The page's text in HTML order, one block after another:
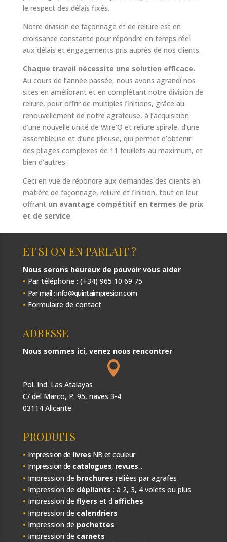
le respect des délais fixés.
Notre division de façonnage et de reliure est en
croissance constante pour répondre en temps réel
aux délais et engagements pris auprès de nos clients.
Chaque travail nécessite une solution efficace.
Au cours de l’année passée, nous avons agrandi nos
sites en améliorant et en complétant notre division de
reliure, pour offrir de multiples finitions, grâce au
renouvellement de notre agrafeuse, à l’acquisition
d’une nouvelle unité de Wire’O et reliure spirale, d’une
assembleuse et d’une plieuse, qui permet d’obtenir
des pliages complexes de 11 feuillets au maximum, et
bien d’autres.
Ceci en vue de répondre aux demandes des clients en
matière de façonnage, reliure et finition, tout en leur
offrant un avantage compétitif en termes de prix
et de service.
ET SI ON EN PARLAIT ?
Nous serons heureux de pouvoir vous aider
• Par téléphone : (+34) 965 10 69 75
• Par mail : info@quintaimpresion.com
• Formulaire de contact
ADRESSE
Nous sommes ici, venez nous rencontrer

Pol. Ind. Las Atalayas
C/ del Marco, P. 95, naves 3-4
03114 Alicante
PRODUITS
• Impression de livres NB et couleur
• Impression de catalogues, revues...
• Impression de brochures reliées par agrafes
• Impression de dépliants : à 2, 3, 4 volets ou plus
• Impression de flyers et d'affiches
• Impression de calendriers
• Impression de pochettes
• Impression de carnets